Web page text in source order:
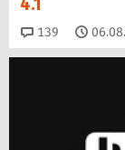
4.1
139